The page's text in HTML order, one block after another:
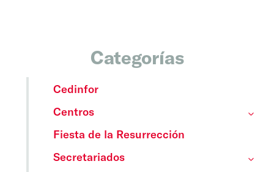
Categorías
Cedinfor
Centros
Fiesta de la Resurrección
Secretariados